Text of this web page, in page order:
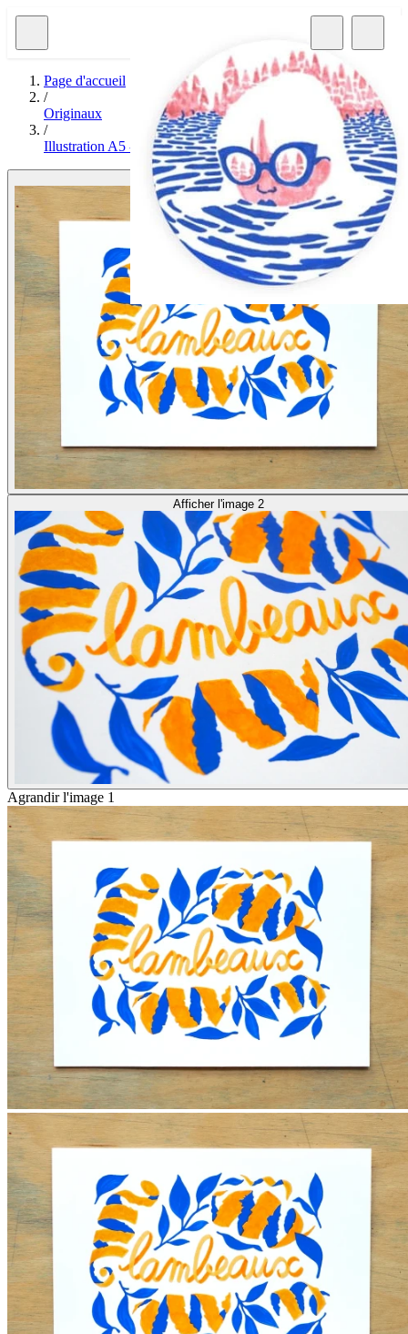
Page d'accueil
/
Originaux
/
Illustration A5 - Inktober 2025 • N°15 Lambeaux
Afficher l'image 1
Afficher l'image 2
Agrandir l'image 1